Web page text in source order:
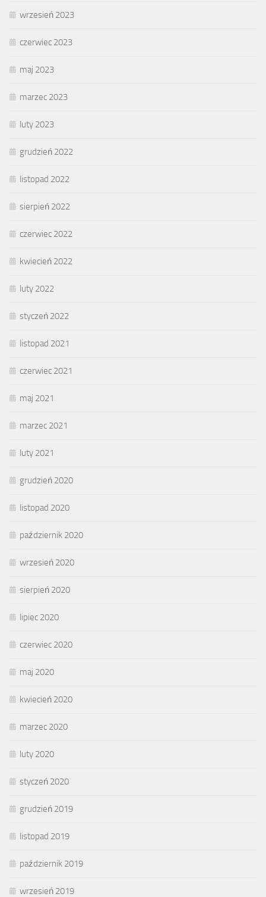
wrzesień 2023
czerwiec 2023
maj 2023
marzec 2023
luty 2023
grudzień 2022
listopad 2022
sierpień 2022
czerwiec 2022
kwiecień 2022
luty 2022
styczeń 2022
listopad 2021
czerwiec 2021
maj 2021
marzec 2021
luty 2021
grudzień 2020
listopad 2020
październik 2020
wrzesień 2020
sierpień 2020
lipiec 2020
czerwiec 2020
maj 2020
kwiecień 2020
marzec 2020
luty 2020
styczeń 2020
grudzień 2019
listopad 2019
październik 2019
wrzesień 2019